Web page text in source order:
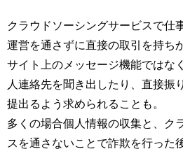
クラウドソーシングサービスで仕
運営を通さずに直接の取引を持ち
サイト上のメッセージ機能ではな
人連絡先を聞き出したり、直接振
提出るよう求められることも。
多くの場合個人情報の収集と、ク
スを通さないことで詐欺を行った